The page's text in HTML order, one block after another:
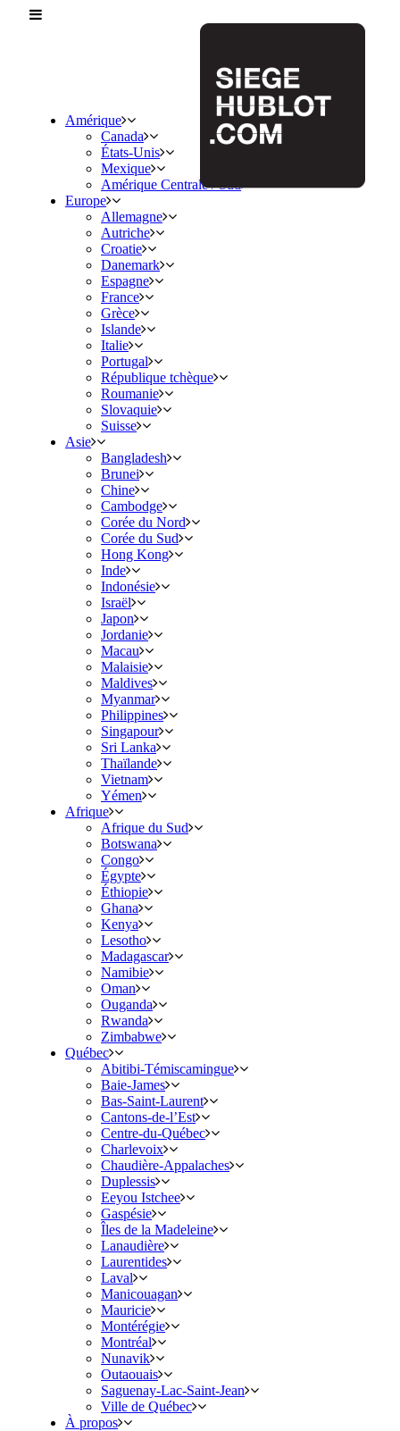
Amérique
Canada
États-Unis
Mexique
Amérique Centrale / Sud
Europe
Allemagne
Autriche
Croatie
Danemark
Espagne
France
Grèce
Islande
Italie
Portugal
République tchèque
Roumanie
Slovaquie
Suisse
Asie
Bangladesh
Brunei
Chine
Cambodge
Corée du Nord
Corée du Sud
Hong Kong
Inde
Indonésie
Israël
Japon
Jordanie
Macau
Malaisie
Maldives
Myanmar
Philippines
Singapour
Sri Lanka
Thaïlande
Vietnam
Yémen
Afrique
Afrique du Sud
Botswana
Congo
Égypte
Éthiopie
Ghana
Kenya
Lesotho
Madagascar
Namibie
Oman
Ouganda
Rwanda
Zimbabwe
Québec
Abitibi-Témiscamingue
Baie-James
Bas-Saint-Laurent
Cantons-de-l’Est
Centre-du-Québec
Charlevoix
Chaudière-Appalaches
Duplessis
Eeyou Istchee
Gaspésie
Îles de la Madeleine
Lanaudière
Laurentides
Laval
Manicouagan
Mauricie
Montérégie
Montréal
Nunavik
Outaouais
Saguenay-Lac-Saint-Jean
Ville de Québec
À propos